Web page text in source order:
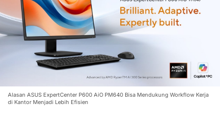
Alasan ASUS ExpertCenter P600 AiO PM640 Bisa Mendukung Workflow Kerja
di Kantor Menjadi Lebih Efisien